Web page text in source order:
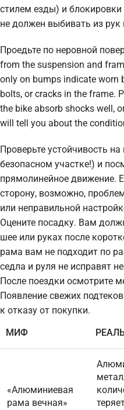
стилем езды) и
не должен выбивать из
Проедьте по неровной
from the suspension and
only on bumps indicate worn
bolts, or cracks in the frame.
the bike absorb shocks well,
will tell you about the
Проверьте устойчивость
безопасном участке!) и
прямолинейное движение.
сторону, возможно,
или неправильной
Оцените посадку. Вам
шее или руках после
рама вам не подходит по
седла и руля не исправят
После поездки осмотрите
Появление свежих
к отказу от покупки.
МИФ
«Алюминиевая
рама вечная»